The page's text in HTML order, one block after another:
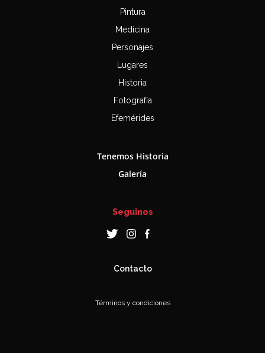
Pintura
Medicina
Personajes
Lugares
Historia
Fotografía
Efemérides
Tenemos Historia
Galería
Seguinos
Contacto
Términos y condiciones